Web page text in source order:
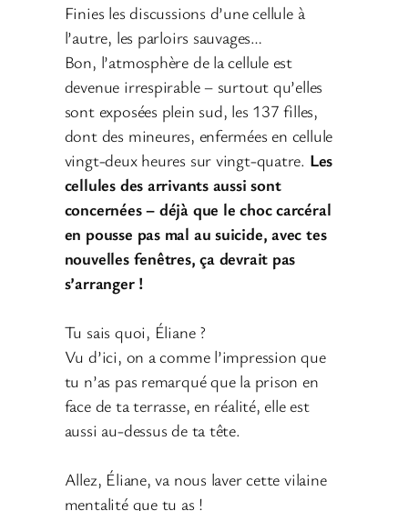
Finies les discussions d’une cellule à
l’autre, les parloirs sauvages…
Bon, l’atmosphère de la cellule est
devenue irrespirable – surtout qu’elles
sont exposées plein sud, les 137 filles,
dont des mineures, enfermées en cellule
vingt-deux heures sur vingt-quatre. Les
cellules des arrivants aussi sont
concernées – déjà que le choc carcéral
en pousse pas mal au suicide, avec tes
nouvelles fenêtres, ça devrait pas
s’arranger !
Tu sais quoi, Éliane ?
Vu d’ici, on a comme l’impression que
tu n’as pas remarqué que la prison en
face de ta terrasse, en réalité, elle est
aussi au-dessus de ta tête.
Allez, Éliane, va nous laver cette vilaine
mentalité que tu as !